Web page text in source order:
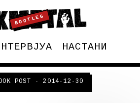
BOOTLEG
НАСТАНИ
POST - 2014-12-30